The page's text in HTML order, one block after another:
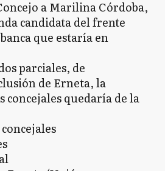
a Marilina Córdoba,
candidata del frente
que estaría en
parciales, de
de Erneta, la
concejales quedaría de la
3 concejales